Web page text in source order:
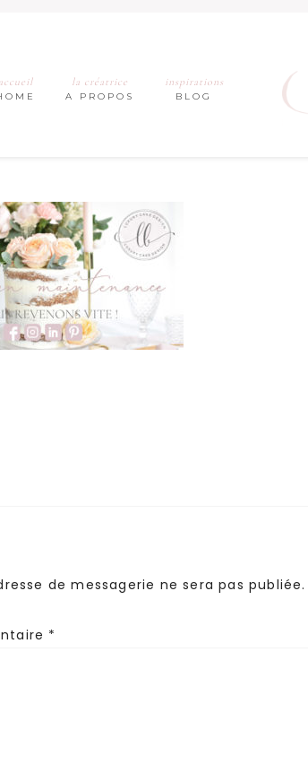
accueil la créatrice
A PROPOS
inspirations
BLOG
de messagerie ne sera pas publiée.
*